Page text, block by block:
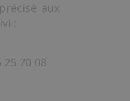
aux
:
25 70 08